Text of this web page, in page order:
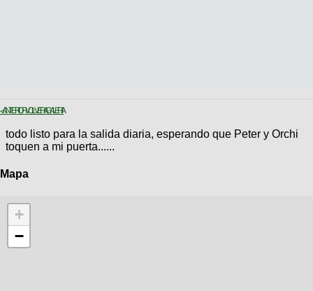
< ANTERIORVOLVER A GALERIA
todo listo para la salida diaria, esperando que Peter y Orchi
toquen a mi puerta......
Mapa
+
−